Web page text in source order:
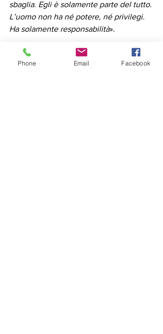
sbaglia. Egli è solamente parte del tutto.
L’uomo non ha né potere, né privilegi.
Ha solamente responsabilità».
Mercoledì 5 agosto, alle ore 18.30,
presso l'anfiteatro naturale del Centro
Phone Email Facebook